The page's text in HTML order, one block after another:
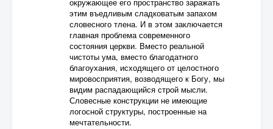
окружающее его пространство заражать
этим въедливым сладковатым запахом
словесного тлена. И в этом заключается
главная проблема современного
состояния церкви. Вместо реальной
чистоты ума, вместо благодатного
благоухания, исходящего от целостного
мировосприятия, возводящего к Богу, мы
видим распадающийся строй мысли.
Словесные конструкции не имеющие
логосной структуры, построенные на
мечтательности.